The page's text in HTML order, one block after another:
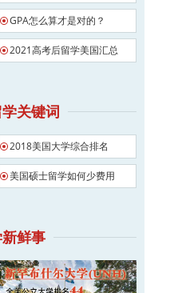
GPA怎么算才是对的？
2021高考后留学美国汇总
关键词
2018美国大学综合排名
美国硕士留学如何少费用
鲜事